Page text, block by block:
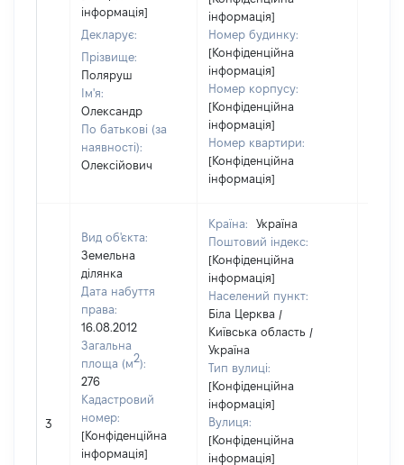
інформація]
Декларує:
Прізвище:
Поляруш
Ім'я:
Олександр
По батькові (за
наявності):
Олексійович
інформація]
Номер будинку:
[Конфіденційна
інформація]
Номер корпусу:
[Конфіденційна
інформація]
Номер квартири:
[Конфіденційна
інформація]
3
Вид об'єкта:
Земельна
ділянка
Дата набуття
права:
16.08.2012
Загальна
площа (м2):
276
Кадастровий
номер:
[Конфіденційна
інформація]
Країна:
Україна
Поштовий індекс:
[Конфіденційна
інформація]
Населений пункт:
Біла Церква /
Київська область /
Україна
Тип вулиці:
[Конфіденційна
інформація]
Вулиця:
[Конфіденційна
інформація]